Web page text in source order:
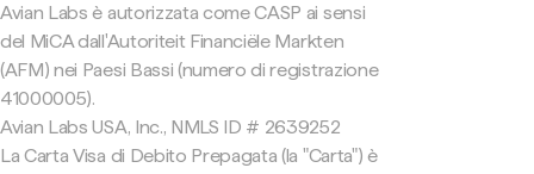
Avian Labs è autorizzata come CASP ai sensi
del MiCA dall'Autoriteit Financiële Markten
(AFM) nei Paesi Bassi (numero di registrazione
41000005).
Avian Labs USA, Inc., NMLS ID # 2639252
La Carta Visa di Debito Prepagata (la "Carta") è